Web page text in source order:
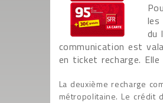
du
communication est
en ticket recharge.
La deuxième recharge
métropolitaine. Le crédit